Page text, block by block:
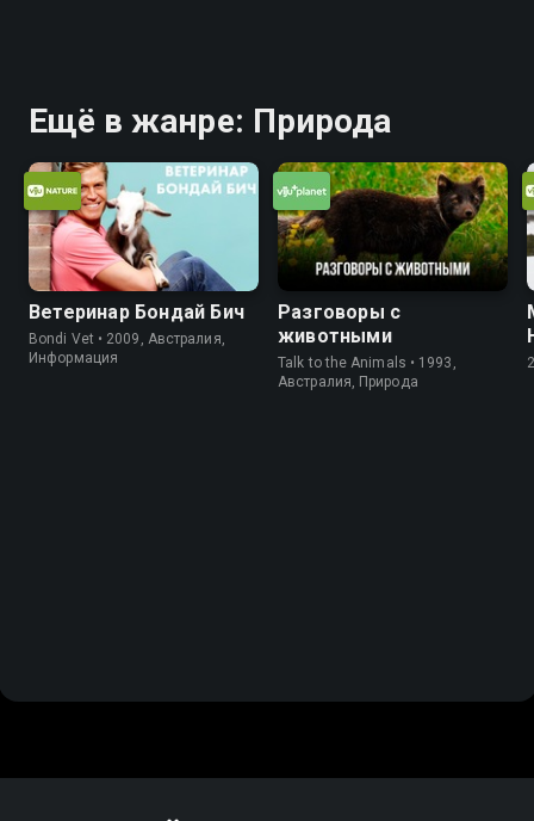
Ещё в жанре: Природа
Ветеринар Бондай Бич
Bondi Vet • 2009, Австралия,
Информация
Разговоры с
животными
Talk to the Animals • 1993,
Австралия, Природа